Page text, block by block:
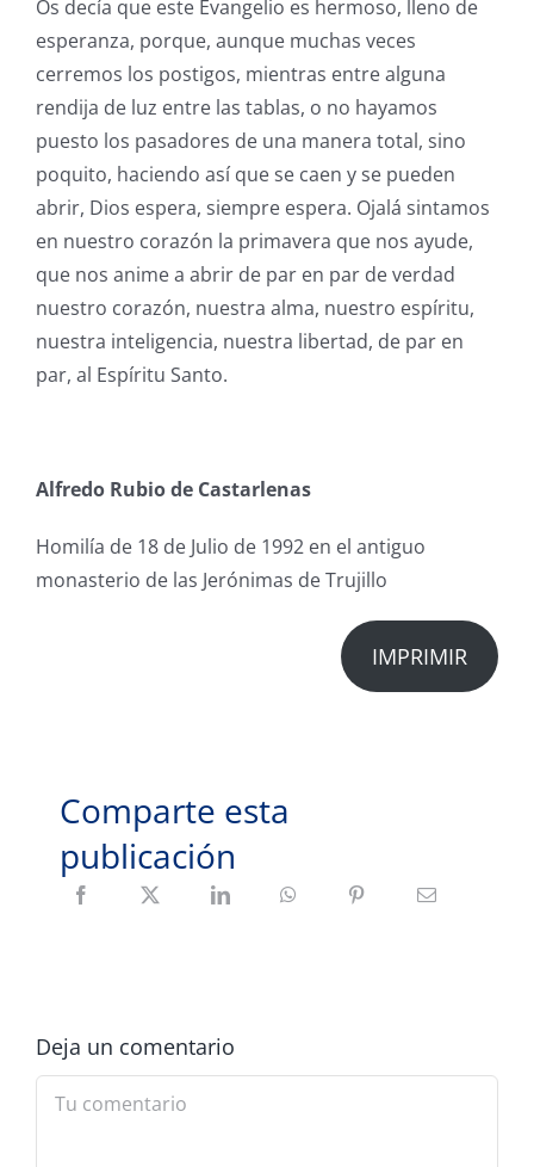
Os decía que este Evangelio es hermoso, lleno de
esperanza, porque, aunque muchas veces
cerremos los postigos, mientras entre alguna
rendija de luz entre las tablas, o no hayamos
puesto los pasadores de una manera total, sino
poquito, haciendo así que se caen y se pueden
abrir, Dios espera, siempre espera. Ojalá sintamos
en nuestro corazón la primavera que nos ayude,
que nos anime a abrir de par en par de verdad
nuestro corazón, nuestra alma, nuestro espíritu,
nuestra inteligencia, nuestra libertad, de par en
par, al Espíritu Santo.
Alfredo Rubio de Castarlenas
Homilía de 18 de Julio de 1992 en el antiguo
monasterio de las Jerónimas de Trujillo
IMPRIMIR
Comparte esta
publicación
Deja un comentario
Comment